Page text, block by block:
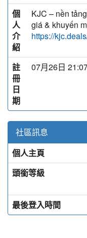
個
人
介
紹
KJC – nền
giá & khuyến
https://
註
冊
日
期
07月26日
社區訊息
個人主頁
頭銜等級
最後登入時間